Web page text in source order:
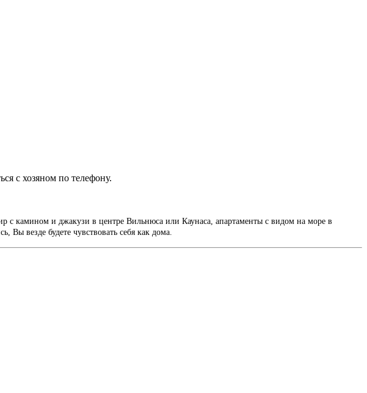
с хозяном по телефону.
с камином и джакузи в центре Вильнюса или Каунаса, апартаменты с видом на море в
везде будете чувствовать себя как дома.